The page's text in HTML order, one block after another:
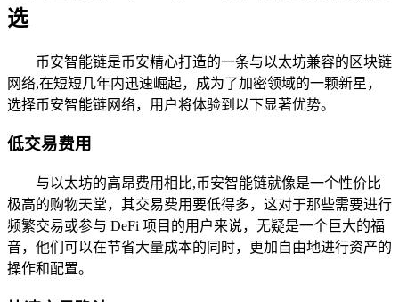
选
币安智能链是币安精心打造的一条与以太坊兼容的区块链
网络,在短短几年内迅速崛起，成为了加密领域的一颗新星，
选择币安智能链网络，用户将体验到以下显著优势。
低交易费用
与以太坊的高昂费用相比,币安智能链就像是一个性价比
极高的购物天堂，其交易费用要低得多，这对于那些需要进行
频繁交易或参与 DeFi 项目的用户来说，无疑是一个巨大的福
音，他们可以在节省大量成本的同时，更加自由地进行资产的
操作和配置。